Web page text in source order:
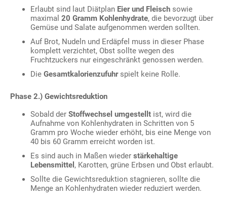
Erlaubt sind laut Diätplan Eier und Fleisch sowie
maximal 20 Gramm Kohlenhydrate, die bevorzugt über
Gemüse und Salate aufgenommen werden sollten.
Auf Brot, Nudeln und Erdäpfel muss in dieser Phase
komplett verzichtet, Obst sollte wegen des
Fruchtzuckers nur eingeschränkt genossen werden.
Die Gesamtkalorienzufuhr spielt keine Rolle.
Phase 2.) Gewichtsreduktion
Sobald der Stoffwechsel umgestellt ist, wird die
Aufnahme von Kohlenhydraten in Schritten von 5
Gramm pro Woche wieder erhöht, bis eine Menge von
40 bis 60 Gramm erreicht worden ist.
Es sind auch in Maßen wieder stärkehaltige
Lebensmittel , Karotten, grüne Erbsen und Obst erlaubt.
Sollte die Gewichtsreduktion stagnieren, sollte die
Menge an Kohlenhydraten wieder reduziert werden.